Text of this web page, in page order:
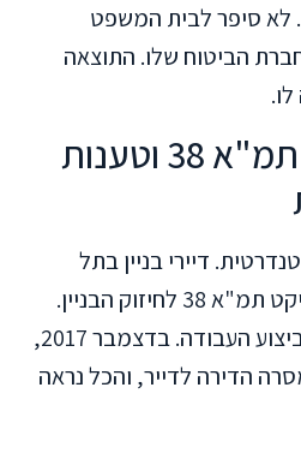
לא סיפר לבית המשפט
הביטוח שלו. התוצאה
הרקע: פרויקט תמ"א 38 וטענות
דיירי בניין בתל
אביב החליטו לבצע פרויקט תמ"א 38 לחיזוק הבניין.
חברה קבלנית נבחרה לביצוע העבודה. בדצמבר 2017,
הדירה לדייר, והכל נראה